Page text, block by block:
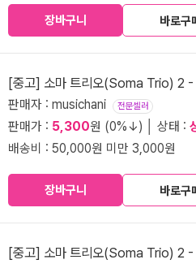
장바구니 바로구
[중고] 소마 트리오(Soma Trio) 2
판매자 : musichani 전문셀러
판매가 : 5,300원 (0%↓) │ 상태 :
배송비 : 50,000원 미만 3,000원
장바구니 바로구
[중고] 소마 트리오(Soma Trio) 2